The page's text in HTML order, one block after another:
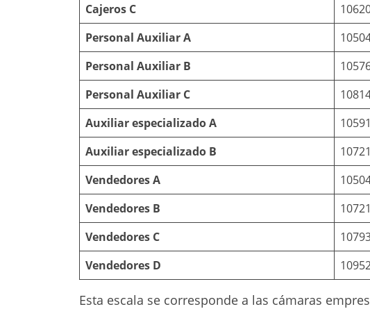
Cajeros C
Personal Auxiliar A
Personal Auxiliar B
Personal Auxiliar C
Auxiliar especializado A
Auxiliar especializado B
Vendedores A
Vendedores B
Vendedores C
Vendedores D
Esta escala se corresponde a las cámaras